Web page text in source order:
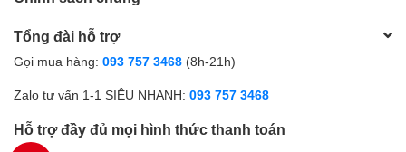
Tổng đài hỗ trợ
Gọi mua hàng: 093 757 3468 (8h-21h)
Zalo tư vấn 1-1 SIÊU NHANH: 093 757 3468
Hỗ trợ đầy đủ mọi hình thức thanh toán